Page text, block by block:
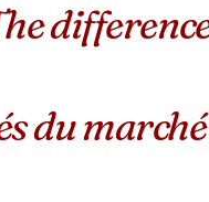
du marché